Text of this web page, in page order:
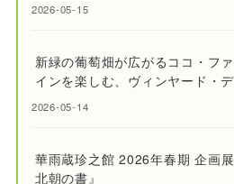
2026-05-15
新緑の葡萄畑が広がるココ・フ
インを楽しむ、ヴィンヤード・
2026-05-14
華雨蔵珍之館 2026年春期 企画
北朝の書』